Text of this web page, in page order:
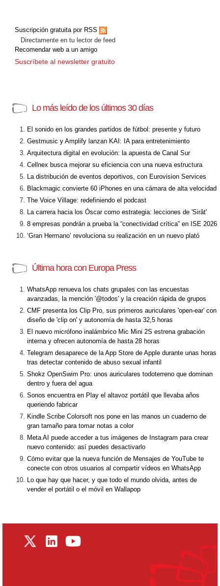
Suscripción gratuita por RSS
Directamente en tu lector de feed
Recomendar web a un amigo
Suscríbete al newsletter gratuito
Lo más leído de los últimos 30 días
El sonido en los grandes partidos de fútbol: presente y futuro
Gestmusic y Amplify lanzan KAI: IA para entretenimiento
Arquitectura digital en evolución: la apuesta de Canal Sur
Cellnex busca mejorar su eficiencia con una nueva estructura
La distribución de eventos deportivos, con Eurovision Services
Blackmagic convierte 60 iPhones en una cámara de alta velocidad
The Voice Village: redefiniendo el podcast
La carrera hacia los Óscar como estrategia: lecciones de 'Sirât'
8 empresas pondrán a prueba la “conectividad crítica” en ISE 2026
‘Gran Hermano’ revoluciona su realización en un nuevo plató
Última hora con Europa Press
WhatsApp renueva los chats grupales con las encuestas
avanzadas, la mención '@todos' y la creación rápida de grupos
CMF presenta los Clip Pro, sus primeros auriculares 'open-ear' con
diseño de 'clip on' y autonomía de hasta 32,5 horas
El nuevo micrófono inalámbrico Mic Mini 2S estrena grabación
interna y ofrecen autonomía de hasta 28 horas
Telegram desaparece de la App Store de Apple durante unas horas
tras detectar contenido de abuso sexual infantil
Shokz OpenSwim Pro: unos auriculares todoterreno que dominan
dentro y fuera del agua
Sonos encuentra en Play el altavoz portátil que llevaba años
queriendo fabricar
Kindle Scribe Colorsoft nos pone en las manos un cuaderno de
gran tamaño para tomar notas a color
Meta AI puede acceder a tus imágenes de Instagram para crear
nuevo contenido: así puedes desactivarlo
Cómo evitar que la nueva función de Mensajes de YouTube te
conecte con otros usuarios al compartir vídeos en WhatsApp
Lo que hay que hacer, y que todo el mundo olvida, antes de
vender el portátil o el móvil en Wallapop